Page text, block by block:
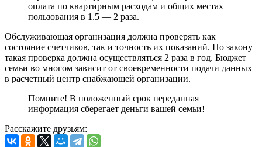
оплата по квартирным расходам и общих местах
пользования в 1.5 — 2 раза.
Обслуживающая организация должна проверять как
состояние счетчиков, так и точность их показаний. По закону
такая проверка должна осуществляться 2 раза в год. Бюджет
семьи во многом зависит от своевременности подачи данных
в расчетный центр снабжающей организации.
Помните! В положенный срок переданная
информация сберегает деньги вашей семьи!
Расскажите друзьям: